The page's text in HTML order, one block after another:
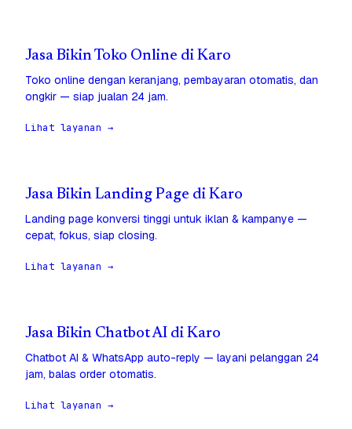
Jasa Bikin Toko Online di Karo
Toko online dengan keranjang, pembayaran otomatis, dan
ongkir — siap jualan 24 jam.
Lihat layanan →
Jasa Bikin Landing Page di Karo
Landing page konversi tinggi untuk iklan & kampanye —
cepat, fokus, siap closing.
Lihat layanan →
Jasa Bikin Chatbot AI di Karo
Chatbot AI & WhatsApp auto-reply — layani pelanggan 24
jam, balas order otomatis.
Lihat layanan →